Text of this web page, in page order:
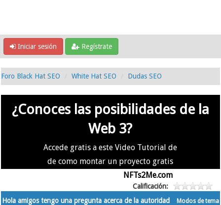
Iniciar sesión Regístrate
Foro Black Hat SEO White Hat SEO Dudas SEO
¿Conoces las posibilidades de la
Web 3?
Accede gratis a este Video Tutorial de
de como montar un proyecto gratis
NFTs2Me.com
Calificación:
Modos de tema
Hola amigos tengo una pregunta acerca de la autoridad